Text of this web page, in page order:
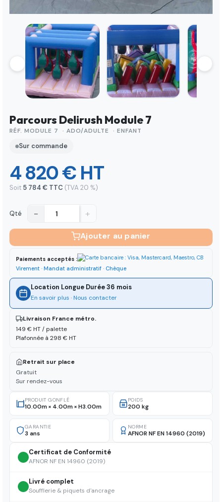
Parcours Delirush Module 7
RÉF. MODULE 7 · ADO/ADULTE · ENFANT
Sur commande
4 820 € HT
Soit 5 784 € TTC (TVA 20 %)
Qté − +
Ajouter au panier
Paiements acceptés :
Virement · Mandat administratif · Chèque
Location Longue Durée 36 mois
En savoir plus · Nous contacter
Livraison France métro.
149 € HT / palette
Plafonnée à 298 € HT
Retrait sur place
Gratuit
Sur rendez-vous
PRODUIT GONFLÉ
10.00m × 4.00m × H3.00m
POIDS
200 kg
GARANTIE
3 ans
NORME
AFNOR NF EN 14960 (2019)
Certificat de Conformité
AFNOR NF EN 14960 (2019)
Livré complet
Soufflerie & piquets d'ancrage